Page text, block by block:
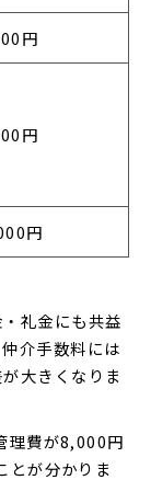
円
円
円
礼金にも共益
介手数料には
大きくなりま
理費が8,000円
とが分かりま